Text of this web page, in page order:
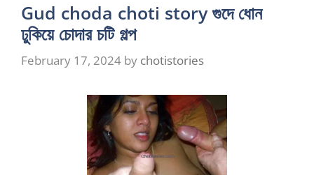
Gud choda choti story গুদে ধোন
ঢুকিয়ে চোদার চটি গল্প
February 17, 2024 by chotistories